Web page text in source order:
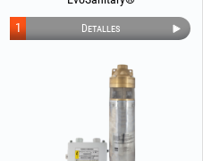
Detalles
1